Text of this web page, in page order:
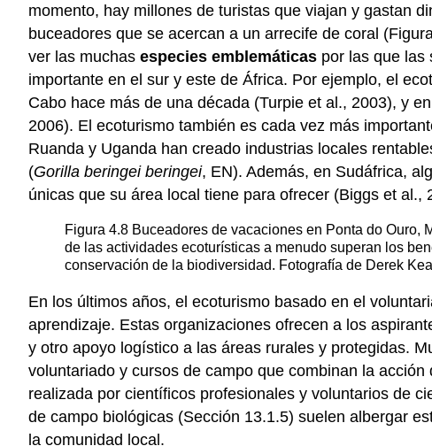
momento, hay millones de turistas que viajan y gastan
buceadores que se acercan a un arrecife de coral
ver las muchas especies emblemáticas por las que las
importante en el sur y este de África. Por ejemplo, el
Cabo hace más de una década (Turpie et al., 2003), y
2006). El ecoturismo también es cada vez más
Ruanda y Uganda han creado industrias locales
(Gorilla beringei beringei, EN). Además, en Sudáfrica,
únicas que su área local tiene para ofrecer (Biggs et al.,
Figura 4.8 Buceadores de vacaciones en Ponta do Ouro,
de las actividades ecoturísticas a menudo superan los
conservación de la biodiversidad. Fotografía de Derek
En los últimos años, el ecoturismo basado en el
aprendizaje. Estas organizaciones ofrecen a los
y otro apoyo logístico a las áreas rurales y protegidas.
voluntariado y cursos de campo que combinan la
realizada por científicos profesionales y voluntarios de
de campo biológicas (Sección 13.1.5) suelen albergar
la comunidad local.